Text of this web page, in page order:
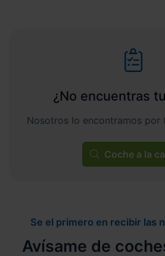
¿No encuentras
Nosotros lo encontramos por
Coche a la
Se el primero en recibir las
Avísame de